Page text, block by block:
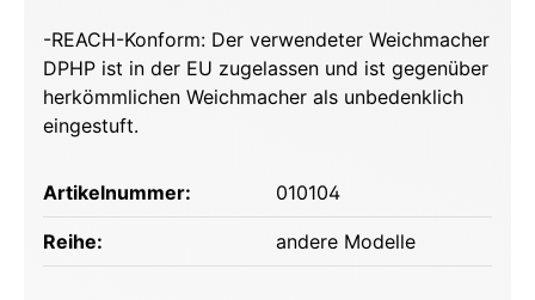
-REACH-Konform: Der verwendeter Weichmacher
DPHP ist in der EU zugelassen und ist gegenüber
herkömmlichen Weichmacher als unbedenklich
eingestuft.
Artikelnummer: 010104
Reihe: andere Modelle